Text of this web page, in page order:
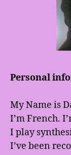
Personal
My Name is
I’m French.
I play
I’ve been